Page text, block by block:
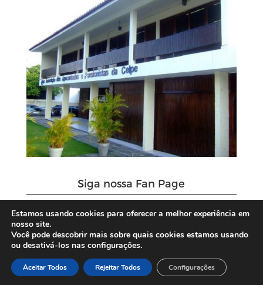
Siga nossa Fan Page
Estamos usando cookies para oferecer a melhor experiência em
nosso site.
Você pode descobrir mais sobre quais cookies estamos usando
ou desativá-los nas configurações.
Aceitar Todos Rejeitar Todos Configurações